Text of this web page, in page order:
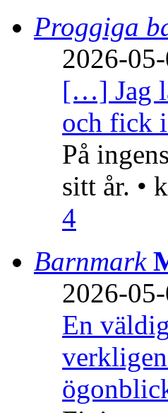
Proggiga
2026-
[…] Jag
och fick
På
sitt år. •
4
Barnmark
2026-
En